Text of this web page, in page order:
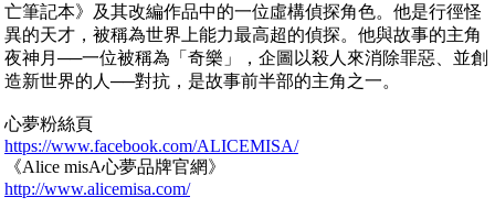
亡筆記本》及其改編作品中的一位虛構偵探角色。他是行徑怪
異的天才，被稱為世界上能力最高超的偵探。他與故事的主角
夜神月──一位被稱為「奇樂」，企圖以殺人來消除罪惡、並創
造新世界的人──對抗，是故事前半部的主角之一。
心夢粉絲頁
https://www.facebook.com/ALICEMISA/
《Alice misA心夢品牌官網》
http://www.alicemisa.com/